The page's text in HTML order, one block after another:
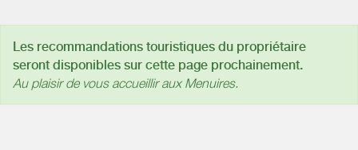
Les recommandations touristiques du propriétaire
seront disponibles sur cette page prochainement.
Au plaisir de vous accueillir aux Menuires.